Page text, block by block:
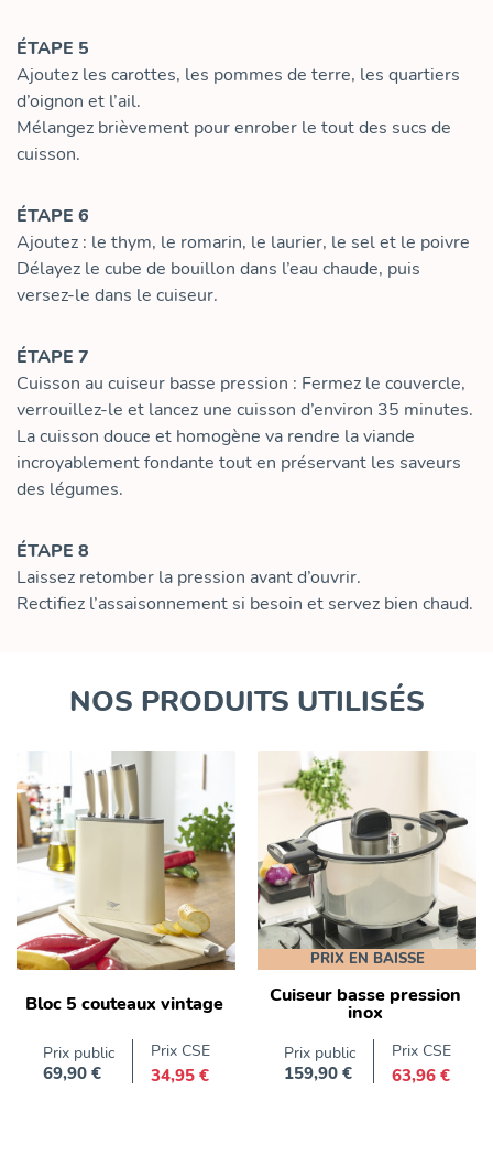
ÉTAPE 5
Ajoutez les carottes, les pommes de terre, les quartiers
d’oignon et l’ail.
Mélangez brièvement pour enrober le tout des sucs de
cuisson.
ÉTAPE 6
Ajoutez : le thym, le romarin, le laurier, le sel et le poivre
Délayez le cube de bouillon dans l’eau chaude, puis
versez-le dans le cuiseur.
ÉTAPE 7
Cuisson au cuiseur basse pression : Fermez le couvercle,
verrouillez-le et lancez une cuisson d’environ 35 minutes.
La cuisson douce et homogène va rendre la viande
incroyablement fondante tout en préservant les saveurs
des légumes.
ÉTAPE 8
Laissez retomber la pression avant d’ouvrir.
Rectifiez l’assaisonnement si besoin et servez bien chaud.
NOS PRODUITS UTILISÉS
Bloc 5 couteaux vintage
Prix public
Prix
69,90 €
Prix CSE
34,95 €
PRIX EN BAISSE
Cuiseur basse pression
inox
Prix public
Prix
159,90 €
Prix CSE
63,96 €